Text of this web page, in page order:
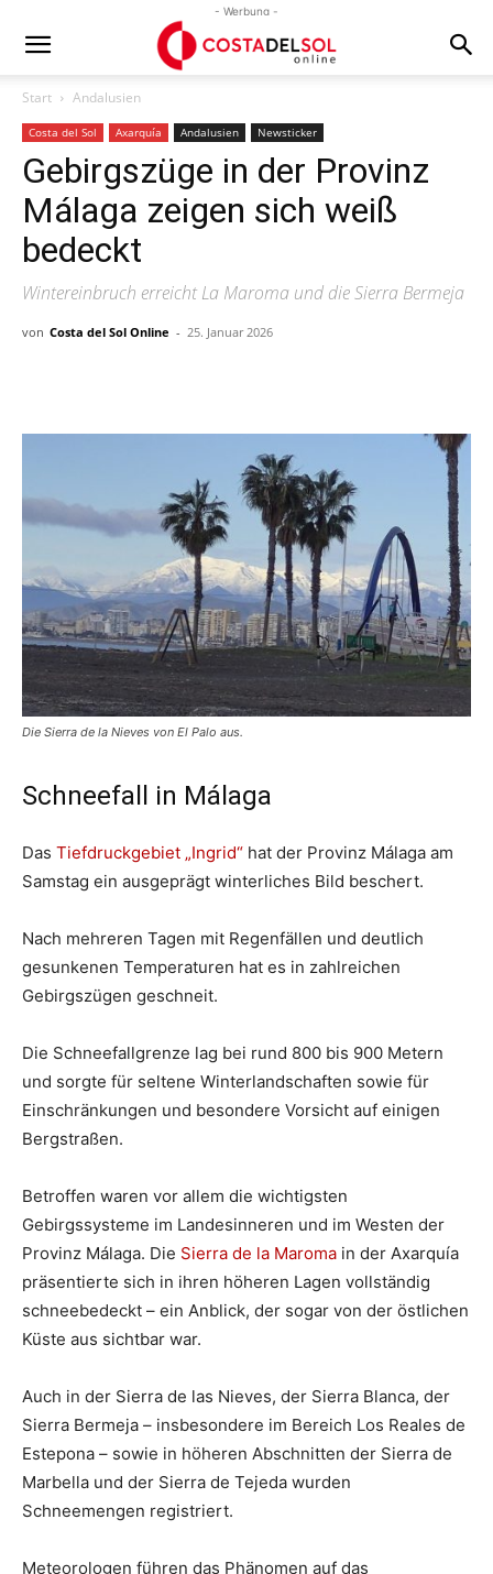
- Werbung -
Start Andalusien
Costa del Sol Axarquía Andalusien Newsticker
Gebirgszüge in der Provinz
Málaga zeigen sich weiß
bedeckt
Wintereinbruch erreicht La Maroma und die Sierra Bermeja
von Costa del Sol Online - 25. Januar 2026
Die Sierra de la Nieves von El Palo aus.
Schneefall in Málaga
Das Tiefdruckgebiet „Ingrid“ hat der Provinz Málaga am
Samstag ein ausgeprägt winterliches Bild beschert.
Nach mehreren Tagen mit Regenfällen und deutlich
gesunkenen Temperaturen hat es in zahlreichen
Gebirgszügen geschneit.
Die Schneefallgrenze lag bei rund 800 bis 900 Metern
und sorgte für seltene Winterlandschaften sowie für
Einschränkungen und besondere Vorsicht auf einigen
Bergstraßen.
Betroffen waren vor allem die wichtigsten
Gebirgssysteme im Landesinneren und im Westen der
Provinz Málaga. Die Sierra de la Maroma in der Axarquía
präsentierte sich in ihren höheren Lagen vollständig
schneebedeckt – ein Anblick, der sogar von der östlichen
Küste aus sichtbar war.
Auch in der Sierra de las Nieves, der Sierra Blanca, der
Sierra Bermeja – insbesondere im Bereich Los Reales de
Estepona – sowie in höheren Abschnitten der Sierra de
Marbella und der Sierra de Tejeda wurden
Schneemengen registriert.
Meteorologen führen das Phänomen auf das